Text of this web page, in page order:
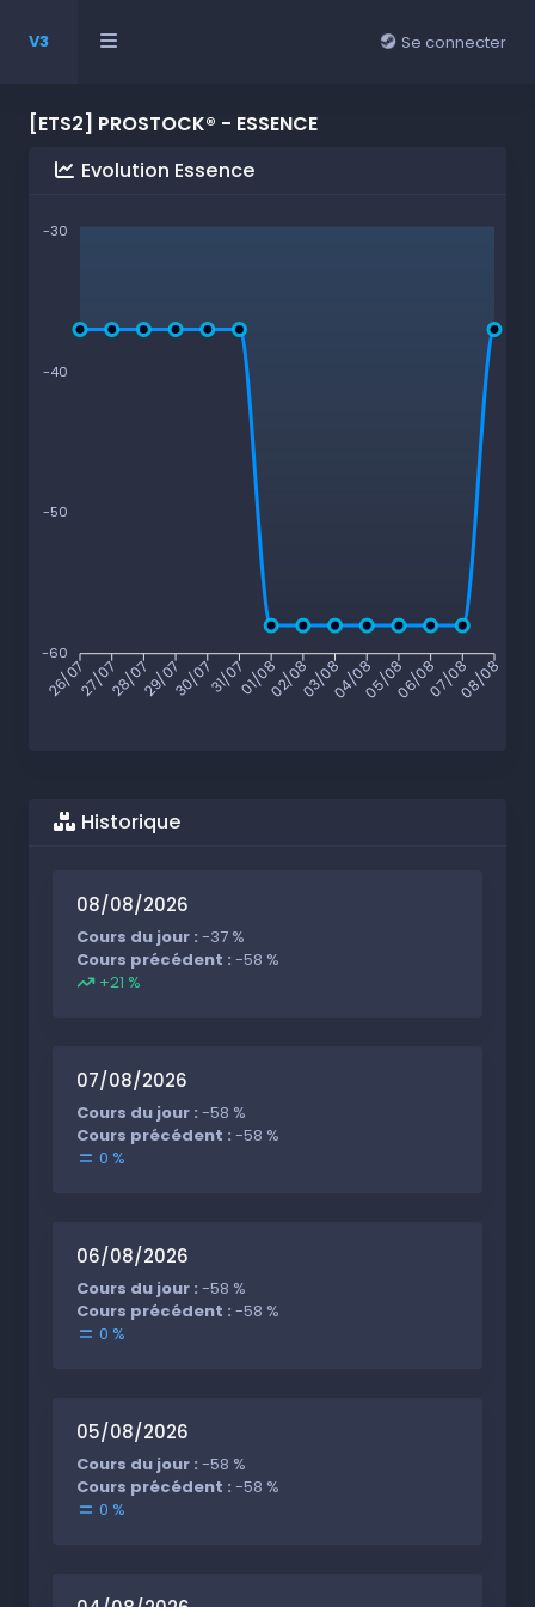
V3 Se connecter
[ETS2] PROSTOCK® - ESSENCE
Evolution Essence
-30
-40
-50
-60
26/0727/0728/0729/0730/0731/0701/0802/0803/0804/0805/0806/0807/0808/08
Historique
08/08/2026
Cours du jour : -37 %
Cours précédent : -58 %
+21 %
07/08/2026
Cours du jour : -58 %
Cours précédent : -58 %
0 %
06/08/2026
Cours du jour : -58 %
Cours précédent : -58 %
0 %
05/08/2026
Cours du jour : -58 %
Cours précédent : -58 %
0 %